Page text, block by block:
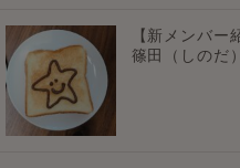
【新メンバー
篠田（しのだ